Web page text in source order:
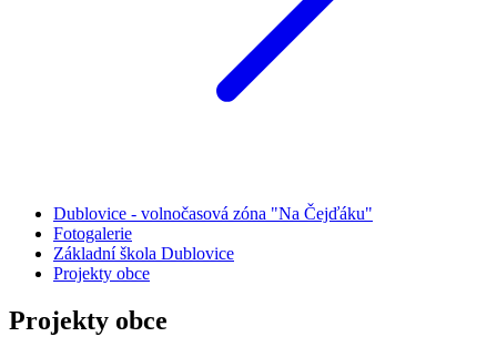
Dublovice - volnočasová zóna "Na Čejďáku"
Fotogalerie
Základní škola Dublovice
Projekty obce
Projekty obce